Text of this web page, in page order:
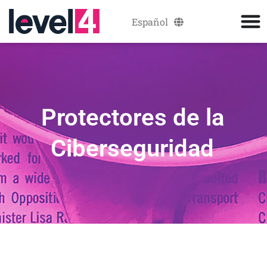
Español
Català
Protectores de la
Ciberseguridad